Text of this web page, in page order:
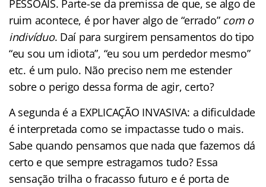
PESSOAIS. Parte-se da premissa de que, se algo de
ruim acontece, é por haver algo de “errado” com o
indivíduo. Daí para surgirem pensamentos do tipo
“eu sou um idiota”, “eu sou um perdedor mesmo”
etc. é um pulo. Não preciso nem me estender
sobre o perigo dessa forma de agir, certo?
A segunda é a EXPLICAÇÃO INVASIVA: a dificuldade
é interpretada como se impactasse tudo o mais.
Sabe quando pensamos que nada que fazemos dá
certo e que sempre estragamos tudo? Essa
sensação trilha o fracasso futuro e é porta de